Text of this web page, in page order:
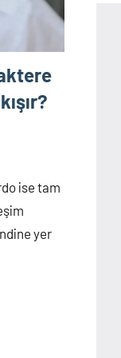
ise tam
yer